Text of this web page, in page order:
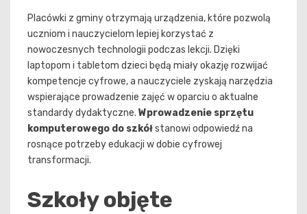
Placówki z gminy otrzymają urządzenia, które pozwolą
uczniom i nauczycielom lepiej korzystać z
nowoczesnych technologii podczas lekcji. Dzięki
laptopom i tabletom dzieci będą miały okazję rozwijać
kompetencje cyfrowe, a nauczyciele zyskają narzędzia
wspierające prowadzenie zajęć w oparciu o aktualne
standardy dydaktyczne. Wprowadzenie sprzętu
komputerowego do szkółstanowi odpowiedź na
rosnące potrzeby edukacji w dobie cyfrowej
transformacji.
Szkoły objęte